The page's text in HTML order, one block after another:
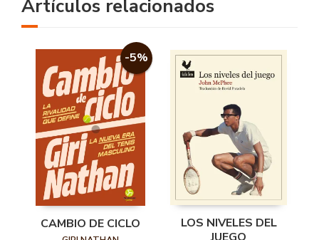
Artículos relacionados
-5%
CAMBIO DE CICLO
LOS NIVELES DEL